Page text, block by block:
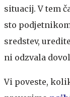
situacij. V tem
sto
sredstev,
ni odzvala
Vi poveste,